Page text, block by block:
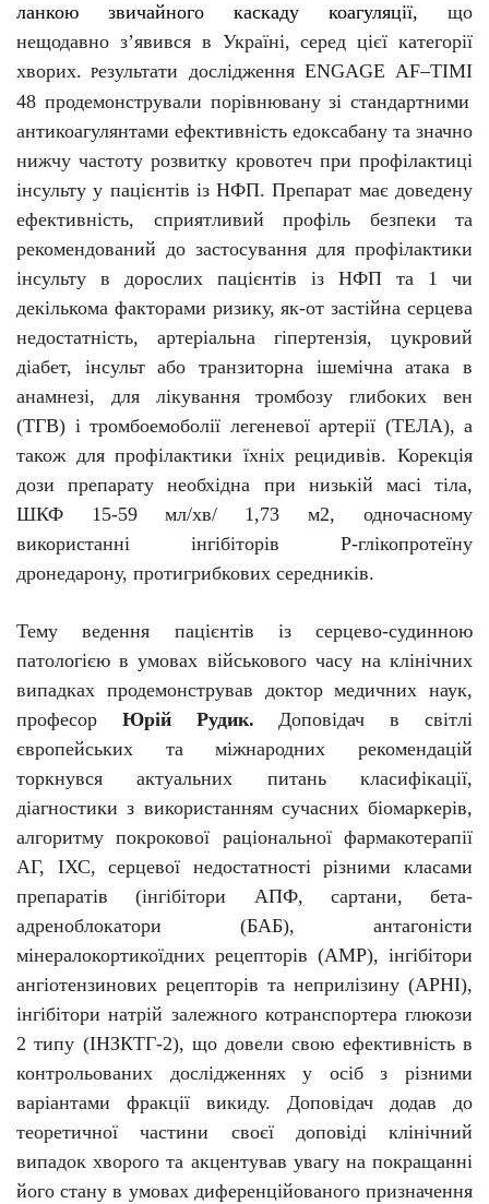
ланкою звичайного каскаду коагуляції, що
нещодавно з’явився в Україні, серед цієї категорії
хворих. Результати дослідженняENGAGE AF–TIMI
48 продемонстрували порівнювану зі стандартними
антикоагулянтами ефективність едоксабану та значно
нижчу частоту розвитку кровотеч при профілактиці
інсультуу пацієнтів із НФП. Препарат має доведену
ефективність, сприятливий профіль безпеки та
рекомендований до застосування для профілактики
інсульту в дорослих пацієнтів із НФП та 1 чи
декількома факторами ризику, як-от застійна серцева
недостатність, артеріальна гіпертензія, цукровий
діабет, інсульт або транзиторна ішемічна атака в
анамнезі, для лікування тромбозу глибоких вен
(ТГВ) і тромбоемоболії легеневої артерії (ТЕЛА), а
також для профілактики їхніх рецидивів. Корекція
дози препарату необхідна при низькій масі тіла,
ШКФ 15-59
мл/хв/ 1,73 м2, одночасному
використанні інгібіторів Р-глікопротеїну
дронедарону, протигрибкових середників.
Тему ведення пацієнтів із серцево-судинною
патологією в умовах військового часу на клінічних
випадках продемонстрував доктор медичних наук,
професор Юрій Рудик.Доповідач в світлі
європейських та міжнародних рекомендацій
торкнувся актуальних питань класифікації,
діагностики з використанням сучасних біомаркерів,
алгоритму покрокової раціональної фармакотерапії
АГ, ІХС, серцевої недостатності різними класами
препаратів (інгібітори АПФ, сартани, бета-
адреноблокатори (БАБ), антагоністи
мінералокортикоїдних рецепторів (АМР), інгібітори
ангіотензинових рецепторів та неприлізину (АРНІ),
інгібітори натрій залежного котранспортера глюкози
2 типу (ІНЗКТГ-2), що довели свою ефективність в
контрольованих дослідженнях у осіб з різними
варіантами фракції викиду. Доповідач додав до
теоретичної частини своєї доповіді клінічний
випадок хворого та акцентував увагу на покращанні
його стану в умовах диференційованого призначення